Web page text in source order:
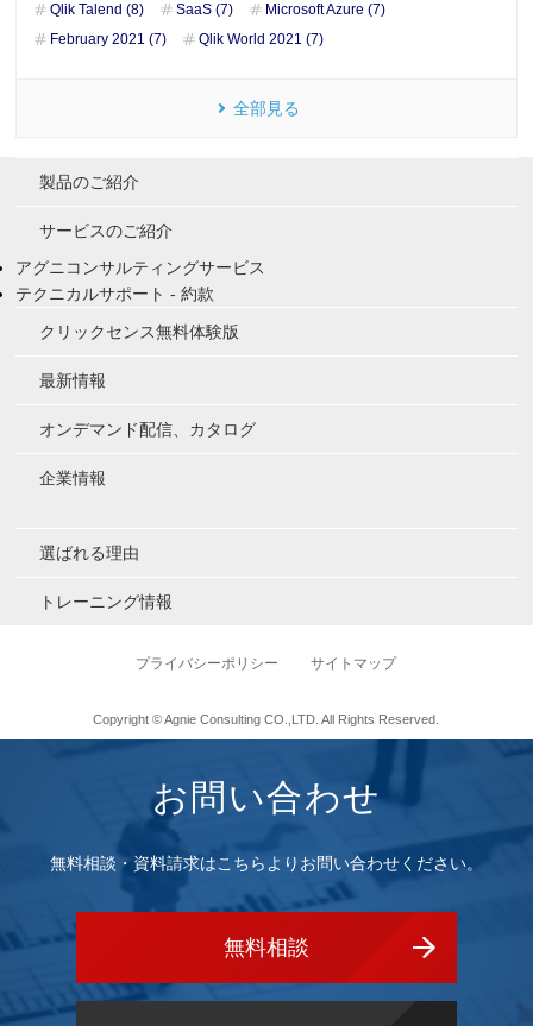
Qlik Talend (8)
SaaS (7)
Microsoft Azure (7)
February 2021 (7)
Qlik World 2021 (7)
全部見る
製品のご紹介
サービスのご紹介
アグニコンサルティングサービス
テクニカルサポート - 約款
クリックセンス無料体験版
最新情報
オンデマンド配信、カタログ
企業情報
選ばれる理由
トレーニング情報
プライバシーポリシー サイトマップ
Copyright © Agnie Consulting CO.,LTD. All Rights Reserved.
お問い合わせ
無料相談・資料請求はこちらよりお問い合わせください。
無料相談